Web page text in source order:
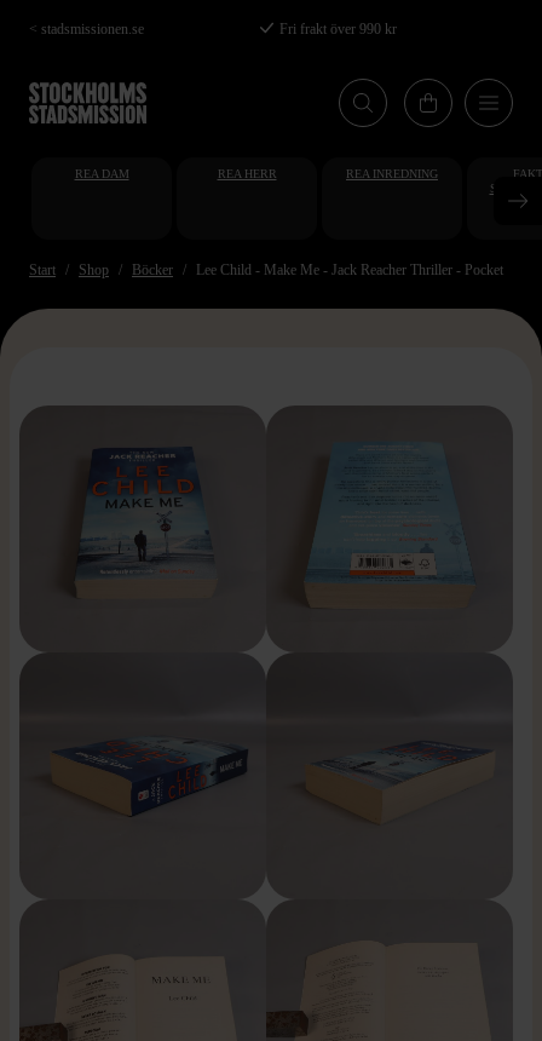
Hoppa
till
huvudinnehåll
< stadsmissionen.se Fri frakt över 990 kr
REA DAM REA HERR REA INREDNING
Start Shop Böcker Lee Child - Make Me - Jack Reacher Thriller - Pocket
>